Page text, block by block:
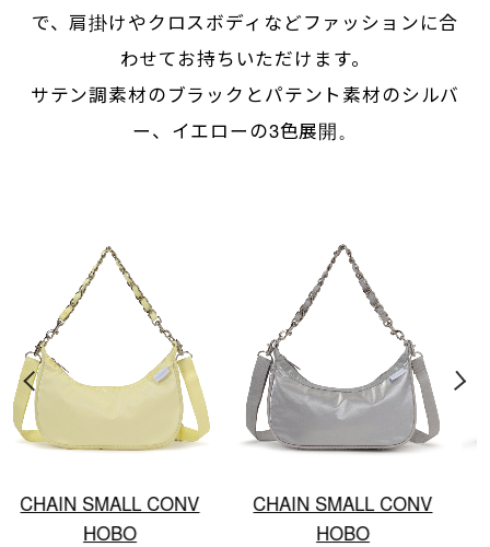
で、肩掛けやクロスボディなどファッションに合
わせてお持ちいただけます。
サテン調素材のブラックとパテント素材のシルバ
ー、イエローの3色展開。
CHAIN SMALL CONV
HOBO
CHAIN SMALL CONV
HOBO